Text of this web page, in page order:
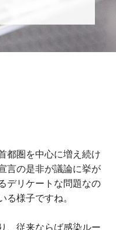
細・申込
都圏を中心に増え続け
言の是非が議論に挙が
デリケートな問題なの
る様子ですね。
、従来ならば感染ルー